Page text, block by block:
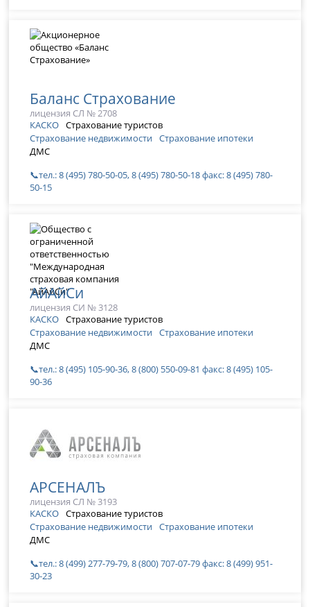
Баланс Страхование
лицензия СЛ № 2708
КАСКО Страхование туристов
Страхование недвижимости Страхование ипотеки
ДМС
📞тел.: 8 (495) 780-50-05, 8 (495) 780-50-18 факс: 8 (495) 780-
50-15
АйАйСи
лицензия СИ № 3128
КАСКО Страхование туристов
Страхование недвижимости Страхование ипотеки
ДМС
📞тел.: 8 (495) 105-90-36, 8 (800) 550-09-81 факс: 8 (495) 105-
90-36
АРСЕНАЛЪ
лицензия СЛ № 3193
КАСКО Страхование туристов
Страхование недвижимости Страхование ипотеки
ДМС
📞тел.: 8 (499) 277-79-79, 8 (800) 707-07-79 факс: 8 (499) 951-
30-23